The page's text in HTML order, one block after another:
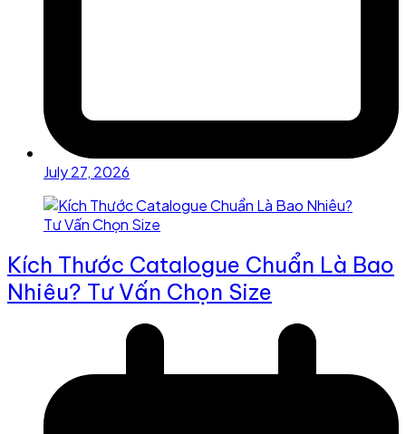
July 27, 2026
Kích Thước Catalogue Chuẩn Là Bao
Nhiêu? Tư Vấn Chọn Size